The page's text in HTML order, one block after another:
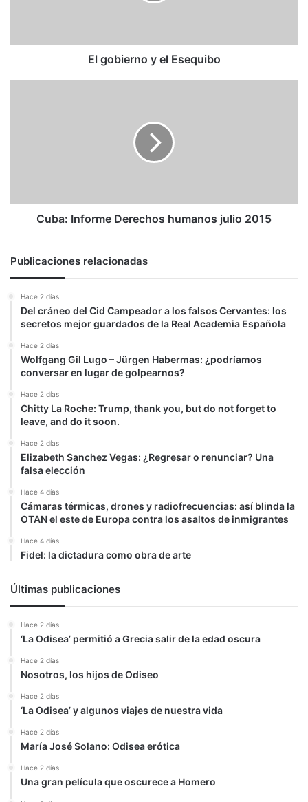
El gobierno y el Esequibo
Cuba: Informe Derechos humanos julio 2015
Publicaciones relacionadas
Hace 2 días
Del cráneo del Cid Campeador a los falsos Cervantes: los
secretos mejor guardados de la Real Academia Española
Hace 2 días
Wolfgang Gil Lugo – Jürgen Habermas: ¿podríamos
conversar en lugar de golpearnos?
Hace 2 días
Chitty La Roche: Trump, thank you, but do not forget to
leave, and do it soon.
Hace 2 días
Elizabeth Sanchez Vegas: ¿Regresar o renunciar? Una
falsa elección
Hace 4 días
Cámaras térmicas, drones y radiofrecuencias: así blinda la
OTAN el este de Europa contra los asaltos de inmigrantes
Hace 4 días
Fidel: la dictadura como obra de arte
Últimas publicaciones
Hace 2 días
‘La Odisea’ permitió a Grecia salir de la edad oscura
Hace 2 días
Nosotros, los hijos de Odiseo
Hace 2 días
‘La Odisea’ y algunos viajes de nuestra vida
Hace 2 días
María José Solano: Odisea erótica
Hace 2 días
Una gran película que oscurece a Homero